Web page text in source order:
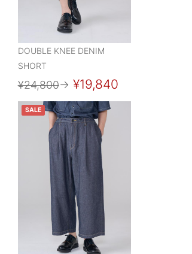
DOUBLE KNEE DENIM
SHORT
¥24,800→ ¥19,840
SALE